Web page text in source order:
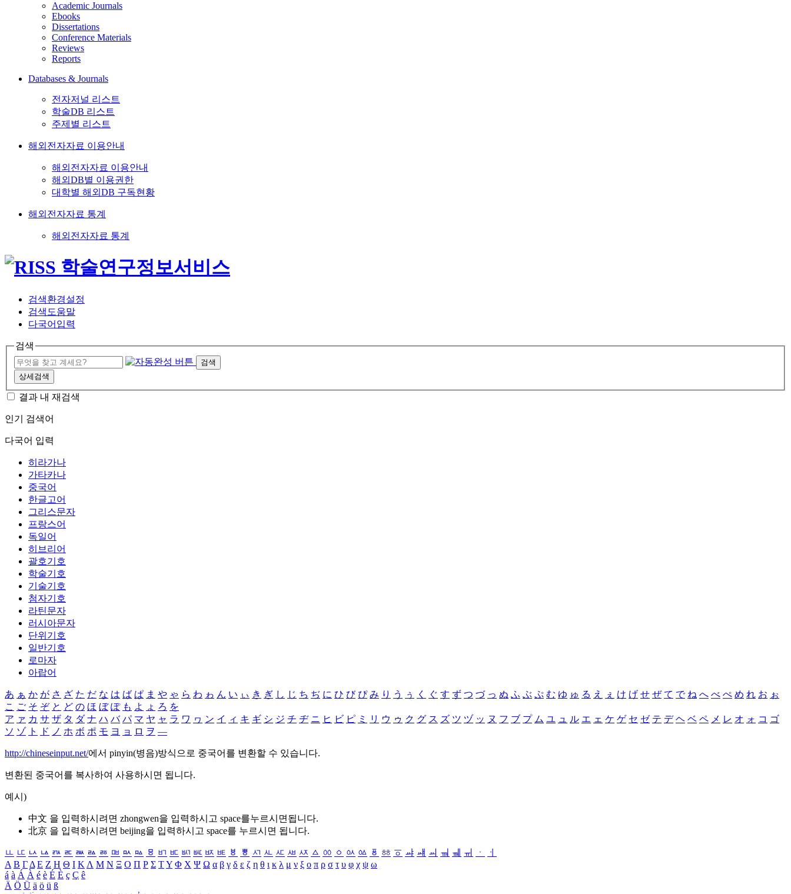
Academic Journals
Ebooks
Dissertations
Conference Materials
Reviews
Reports
Databases & Journals
전자저널 리스트
학술DB 리스트
주제별 리스트
해외전자자료 이용안내
해외전자자료 이용안내
해외DB별 이용권한
대학별 해외DB 구독현황
해외전자자료 통계
해외전자자료 통계
검색환경설정
검색도움말
다국어입력
검색
검색
상세검색
결과 내 재검색
인기 검색어
다국어 입력
히라가나
가타카나
중국어
한글고어
그리스문자
프랑스어
독일어
히브리어
괄호기호
학술기호
기술기호
첨자기호
라틴문자
러시아문자
단위기호
일반기호
로마자
아랍어
あ ぁ か が さ ざ た だ な は ば ぱ ま や ゃ ら わ ゎ ん い ぃ き ぎ し じ ち ぢ に ひ び ぴ み り う ぅ く ぐ す ず つ づ っ ぬ ふ ぶ ぷ む ゆ ゅ る え ぇ け げ せ ぜ て で ね へ べ ぺ め れ お ぉ
こ ご そ ぞ と ど の ほ ぼ ぽ も よ ょ ろ を
ア ァ カ サ ザ タ ダ ナ ハ バ パ マ ヤ ャ ラ ワ ヮ ン イ ィ キ ギ シ ジ チ ヂ ニ ヒ ビ ピ ミ リ ウ ゥ ク グ ス ズ ツ ヅ ッ ヌ フ ブ プ ム ユ ュ ル エ ェ ケ ゲ セ ゼ テ デ ヘ ベ ペ メ レ オ ォ コ ゴ
ソ ゾ ト ド ノ ホ ボ ポ モ ヨ ョ ロ ヲ ―
http://chineseinput.net/에서 pinyin(병음)방식으로 중국어를 변환할 수 있습니다.
변환된 중국어를 복사하여 사용하시면 됩니다.
예시)
中文 을 입력하시려면 zhongwen을 입력하시고 space를누르시면됩니다.
北京 을 입력하시려면 beijing을 입력하시고 space를 누르시면 됩니다.
ㅥ ㅦ ㅧ ㅨ ㅩ ㅪ ㅫ ㅬ ㅭ ㅮ ㅯ ㅰ ㅱ ㅲ ㅳ ㅴ ㅵ ㅶ ㅷ ㅸ ㅹ ㅺ ㅻ ㅼ ㅽ ㅾ ㅿ ㆀ ㆁ ㆂ ㆃ ㆄ ㆅ ㆆ ㆇ ㆈ ㆉ ㆊ ㆋ ㆌ ㆍ
ㆎ
Α Β ΓΔ Ε Ζ Η Θ Ι ΚΛ Μ Ν Ξ Ο Π Ρ Σ ΤΥ Φ Χ Ψ Ω α β γ δ ε ζ η θ ι κ λ μ ν ξ ο π ρ σ τ υ φ χ ψ ω
á à Á À é è É È ç Ç ê
Ä Ö Ü ä ö ü ß